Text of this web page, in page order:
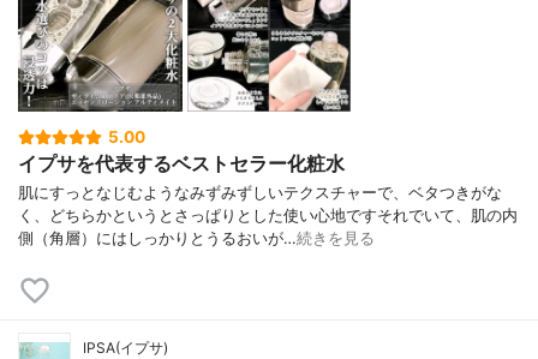
5.00
イプサを代表するベストセラー化粧水
肌にすっとなじむようなみずみずしいテクスチャーで、ベタつきがな
く、どちらかというとさっぱりとした使い心地ですそれでいて、肌の内
側（角層）にはしっかりとうるおいが…続きを見る
IPSA(イプサ)